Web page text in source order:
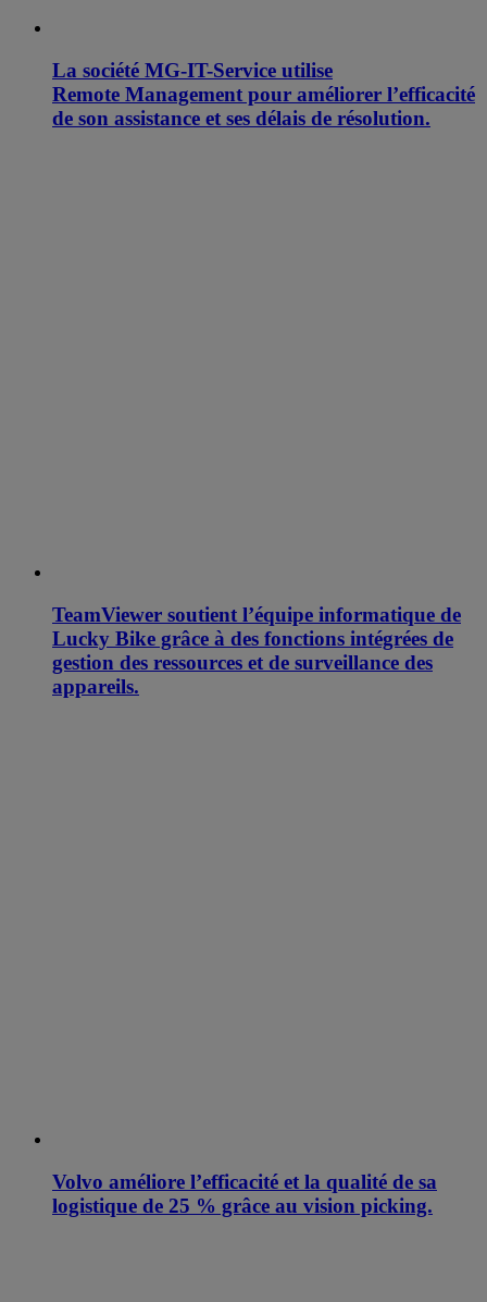
La société MG-IT-Service utilise
Remote Management pour améliorer l’efficacité
de son assistance et ses délais de résolution.
TeamViewer soutient l’équipe informatique de
Lucky Bike grâce à des fonctions intégrées de
gestion des ressources et de surveillance des
appareils.
Volvo améliore l’efficacité et la qualité de sa
logistique de 25 % grâce au vision picking.